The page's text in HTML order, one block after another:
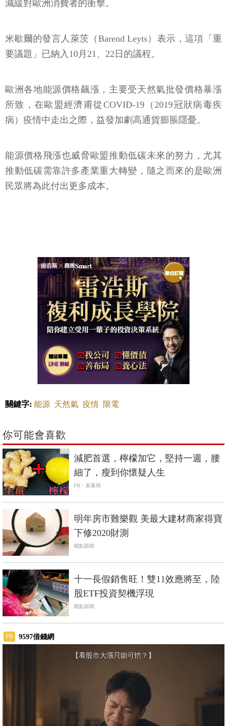
減緩對歐洲消費者的衝擊。
米歇爾的發言人萊茨（Barend Leyts）表示，這項「重
要議題」已納入10月21、22日的議程。
歐洲各地能源價格飆漲，主要受天然氣批發價格暴漲
所致，在歐盟經濟甫從COVID-19（2019冠狀病毒疾
病）疫情中走出之際，益發加劇高通貨膨脹隱憂。
能源價格飛漲也威脅歐盟推動低碳未來的努力，尤其
推動低碳需靠許多產業重大轉變，隨之而來的是歐洲
民眾將為此付出更多成本。
關鍵字: 能源 天然氣 疫情 限電
你可能會喜歡
PR
減肥首選，檸檬加它，堅持一週，腰
細了，瘦到你懷疑人生
PR・新素簡
明年房市難樂觀 美最大建材商家得寶
下修2020財測
觀點新聞
十一長假銷售旺！雙11效應將至，陸
股ETF投資契機浮現
觀點新聞
PR 9597借錢網